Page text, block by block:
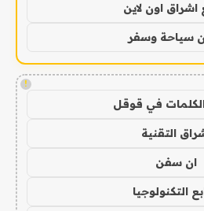
اون لاين
سياحة وسفر
!
في قوقل
التقنية
ان سفن
التكنولوجيا